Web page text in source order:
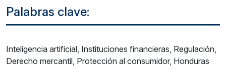
Palabras clave:
Inteligencia artificial, Instituciones financieras, Regulación,
Derecho mercantil, Protección al consumidor, Honduras